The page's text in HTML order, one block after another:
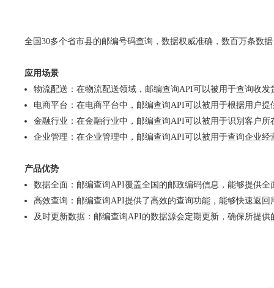
全国30多个省市县的邮编号码查询，数据权威准确，数百万条数
应用场景
物流配送：在物流配送领域，邮编查询API可以被用于查询收
电商平台：在电商平台中，邮编查询API可以被用于根据用户
金融行业：在金融行业中，邮编查询API可以被用于识别客户
企业管理：在企业管理中，邮编查询API可以被用于查询企业
产品优势
数据全面：邮编查询API覆盖全国的邮政编码信息，能够提供
高效查询：邮编查询API提供了高效的查询功能，能够快速返
及时更新数据：邮编查询API的数据源会定期更新，确保所提